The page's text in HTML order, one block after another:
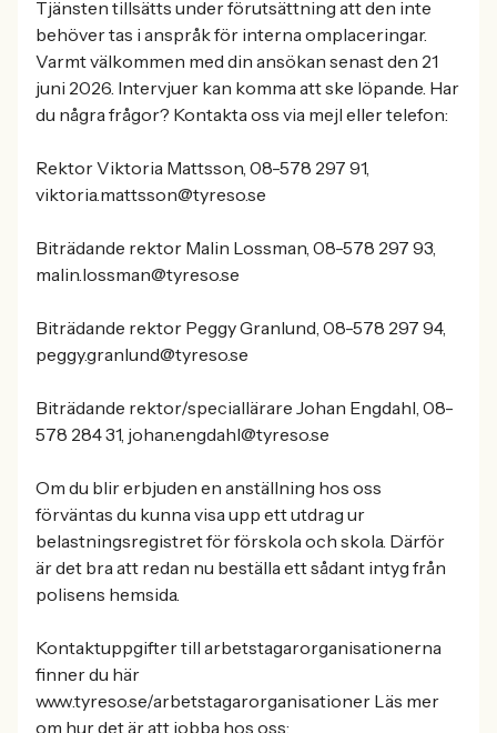
Tjänsten tillsätts under förutsättning att den inte
behöver tas i anspråk för interna omplaceringar.
Varmt välkommen med din ansökan senast den 21
juni 2026. Intervjuer kan komma att ske löpande. Har
du några frågor? Kontakta oss via mejl eller telefon:
Rektor Viktoria Mattsson, 08-578 297 91,
viktoria.mattsson@tyreso.se
Biträdande rektor Malin Lossman, 08-578 297 93,
malin.lossman@tyreso.se
Biträdande rektor Peggy Granlund, 08-578 297 94,
peggy.granlund@tyreso.se
Biträdande rektor/speciallärare Johan Engdahl, 08-
578 284 31, johan.engdahl@tyreso.se
Om du blir erbjuden en anställning hos oss
förväntas du kunna visa upp ett utdrag ur
belastningsregistret för förskola och skola. Därför
är det bra att redan nu beställa ett sådant intyg från
polisens hemsida.
Kontaktuppgifter till arbetstagarorganisationerna
finner du här
www.tyreso.se/arbetstagarorganisationer Läs mer
om hur det är att jobba hos oss: